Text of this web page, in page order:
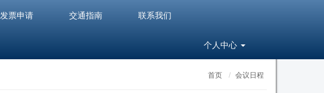
发票申请 交通指南 联系我们
个人中心
首页 会议日程